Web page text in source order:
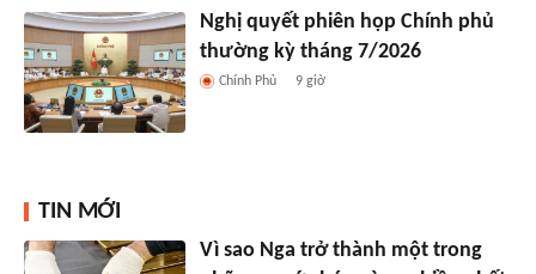
Nghị quyết phiên họp Chính phủ
thường kỳ tháng 7/2026
Chính Phủ 9 giờ
TIN MỚI
Vì sao Nga trở thành một trong